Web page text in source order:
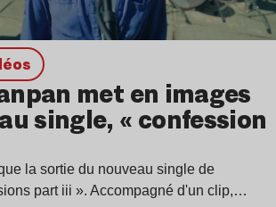
met en images
single, « confession
la sortie du nouveau single de
part iii ». Accompagné d'un clip,…